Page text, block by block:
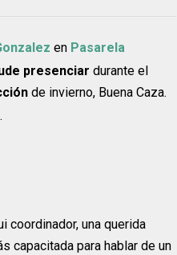
en Pasarela
presenciar durante el
de invierno, Buena Caza.
coordinador, una querida
capacitada para hablar de un